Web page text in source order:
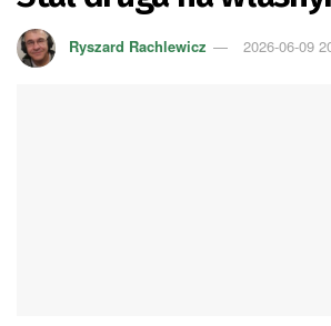
Ryszard Rachlewicz 2026-06-09